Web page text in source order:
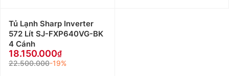
Tủ Lạnh Sharp Inverter
572 Lít SJ-FXP640VG-BK
4 Cánh
18.150.000
22.500.000-19%